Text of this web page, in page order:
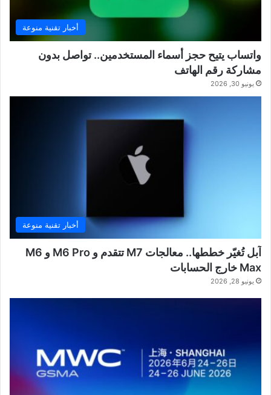
أخبار تقنية منوعة
واتساب يتيح حجز أسماء المستخدمين.. تواصل بدون
مشاركة رقم الهاتف
يونيو 30, 2026
أخبار تقنية منوعة
آبل تُغيّر خططها.. معالجات M7 تتقدم و M6 Pro و M6
Max خارج الحسابات
يونيو 28, 2026